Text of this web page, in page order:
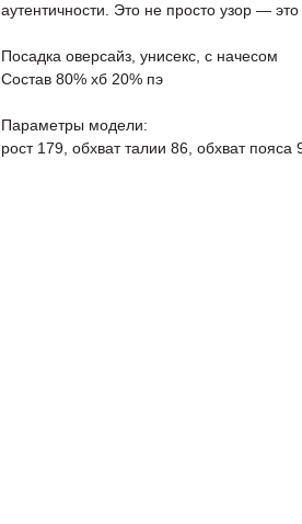
аутентичности. Это не просто узор —
Посадка оверсайз, унисекс, с начесом
Состав 80% хб 20% пэ
Параметры модели:
рост 179, обхват талии 86, обхват